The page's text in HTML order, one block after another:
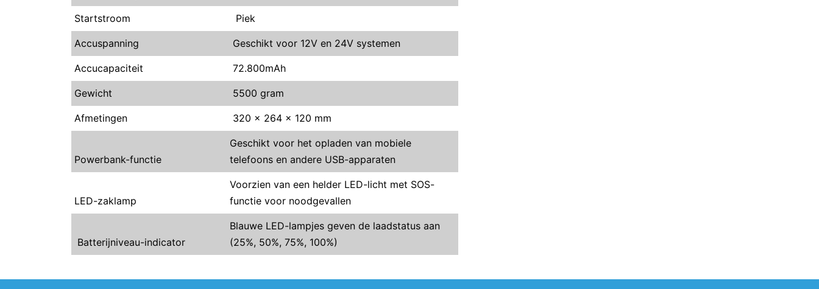
Startstroom Piek
Accuspanning Geschikt voor 12V en 24V systemen
Accucapaciteit 72.800mAh
Gewicht 5500 gram
Afmetingen 320 x 264 x 120 mm
Powerbank-functie
Geschikt voor het opladen van mobiele
telefoons en andere USB-apparaten
LED-zaklamp
Voorzien van een helder LED-licht met SOS-
functie voor noodgevallen
Batterijniveau-indicator
Blauwe LED-lampjes geven de laadstatus aan
(25%, 50%, 75%, 100%)